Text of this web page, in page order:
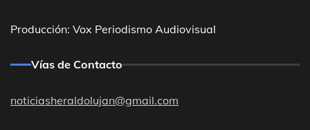
Producción: Vox Periodismo Audiovisual
Vías de Contacto
noticiasheraldolujan@gmail.com